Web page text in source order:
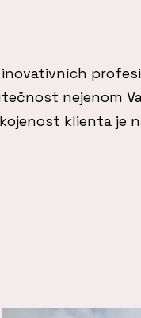
nejenom
klienta je